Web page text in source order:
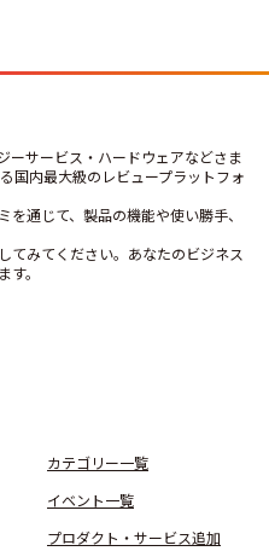
ーサービス・ハードウェアなどさま
国内最大級のレビュープラットフォ
通じて、製品の機能や使い勝手、
てみてください。あなたのビジネス
。
カテゴリー一覧
イベント一覧
プロダクト・サービス追加